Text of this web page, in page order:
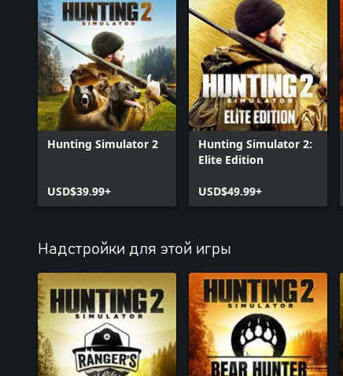
Hunting Simulator 2
USD$39.99+
Hunting Simulator 2:
Elite Edition
USD$49.99+
Надстройки для этой игры